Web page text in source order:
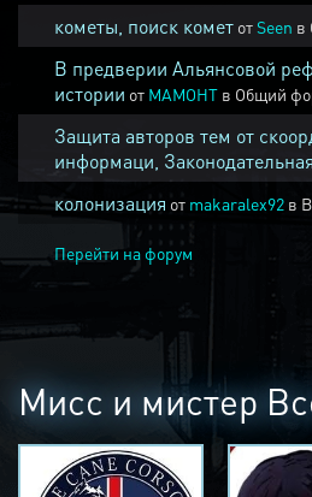
кометы, поиск комет отSeen в
В предверии Альянсовой
истории от MAMOHT в Общий
Защита авторов тем от
информаци,
колонизация от makaralex92 в
Перейти на форум
Мисс и мистер